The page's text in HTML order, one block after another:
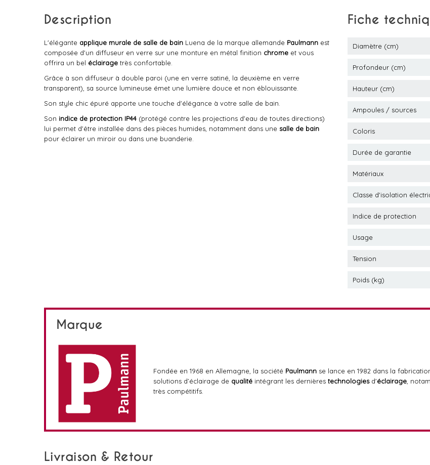
Description
L'élégante applique murale de salle de bain Luena de la marque allemande Paulmann est
composée d'un diffuseur en verre sur une monture en métal finition chrome et vous
offrira un bel éclairage très confortable.
Grâce à son diffuseur à double paroi (une en verre satiné, la deuxième en verre
transparent), sa source lumineuse émet une lumière douce et non éblouissante.
Son style chic épuré apporte une touche d'élégance à votre salle de bain.
Son indice de protection IP44 (protégé contre les projections d'eau de toutes directions)
lui permet d'être installée dans des pièces humides, notamment dans une salle de bain
pour éclairer un miroir ou dans une buanderie.
Fiche
Diamètre (cm)
Profondeur (cm)
Hauteur (cm)
Ampoules / sources
Coloris
Durée de garantie
Matériaux
Classe d'isolation
Indice de protection
Usage
Tension
Poids (kg)
Marque
Fondée en 1968 en Allemagne, la société Paulmann se lance en 1982 dans la
solutions d’éclairage de qualité intégrant les dernières technologiesd'éclairage ,
très compétitifs.
Livraison & Retour